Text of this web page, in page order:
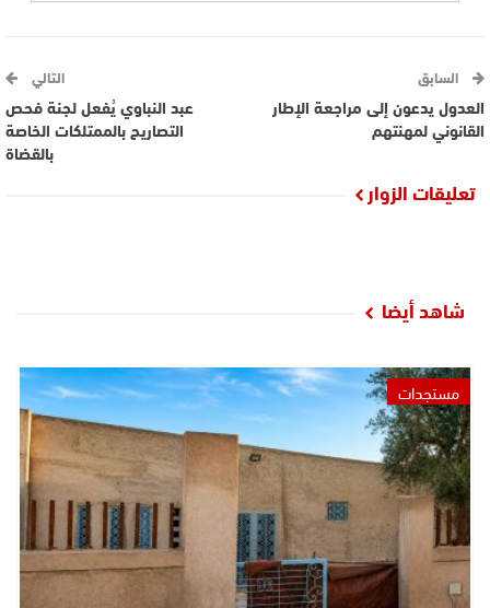
السابق
العدول يدعون إلى مراجعة الإطار
القانوني لمهنتهم
التالي
عبد النباوي يُفعل لجنة فحص
التصاريح بالممتلكات الخاصة
بالقضاة
تعليقات الزوار
شاهد أيضا
مستجدات